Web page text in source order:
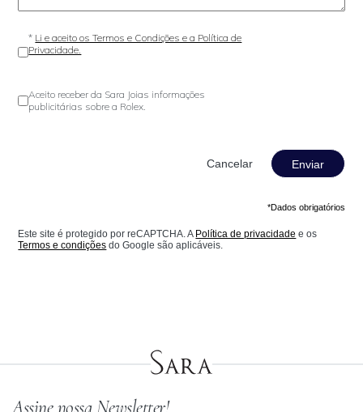
* Li e aceito os Termos e Condições e a Política de
Privacidade.
Aceito receber da Sara Joias informações
publicitárias sobre a Rolex.
Enviar
*Dados obrigatórios
Este site é protegido por reCAPTCHA. A Política de privacidade e os
Termos e condições do Google são aplicáveis.